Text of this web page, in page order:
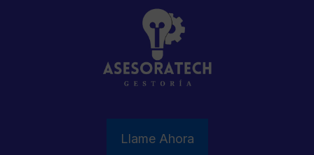
Llame Ahora